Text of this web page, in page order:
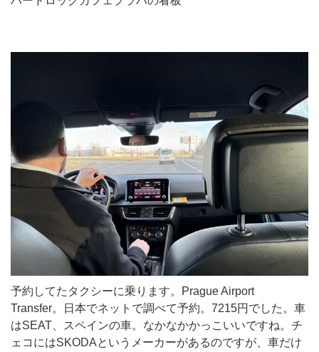
予約してたタクシーに乗ります。Prague Airport
Transfer。日本でネットで調べて予約。7215円でした。車
はSEAT、スペインの車。なかなかかっこいいですね。チ
ェコにはSKODAというメーカーがあるのですが、車だけ